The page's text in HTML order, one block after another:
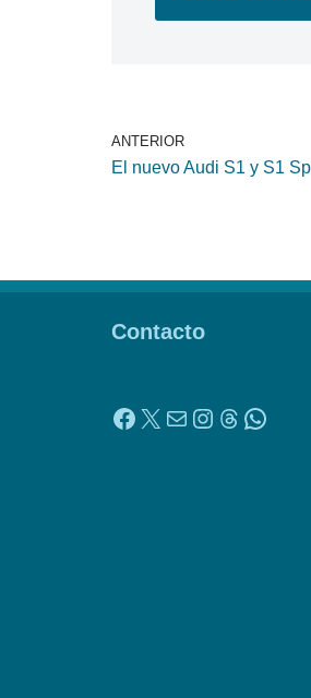
ANTERIOR
El nuevo Audi S1 y S1
Contacto